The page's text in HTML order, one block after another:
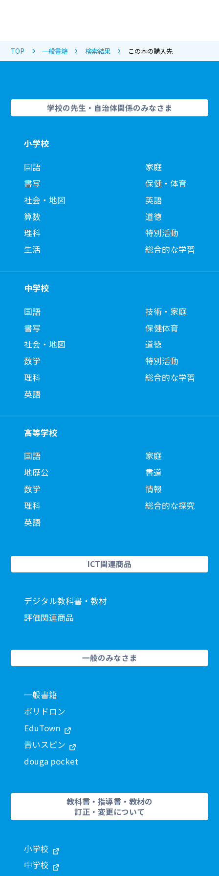
TOP 一般書籍 検索結果 この本の購入先
学校の先生・自治体関係のみなさま
小学校
国語
書写
社会・地図
算数
理科
生活
家庭
保健・体育
英語
道徳
特別活動
総合的な学習
中学校
国語
書写
社会・地図
数学
理科
英語
技術・家庭
保健体育
道徳
特別活動
総合的な学習
高等学校
国語
地歴公
数学
理科
英語
家庭
書道
情報
総合的な探究
ICT関連商品
デジタル教科書・教材
評価関連商品
一般のみなさま
一般書籍
ポリドロン
EduTown
青いスピン
douga pocket
教科書・指導書・教材の
訂正・変更について
小学校
中学校